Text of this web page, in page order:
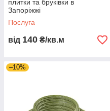
плитки та бруківки в
Запоріжжі
Послуга
від 140 ₴/кв.м
–10%